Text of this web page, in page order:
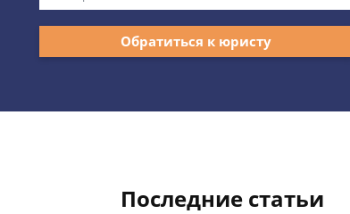
Обратиться к юристу
Последние статьи